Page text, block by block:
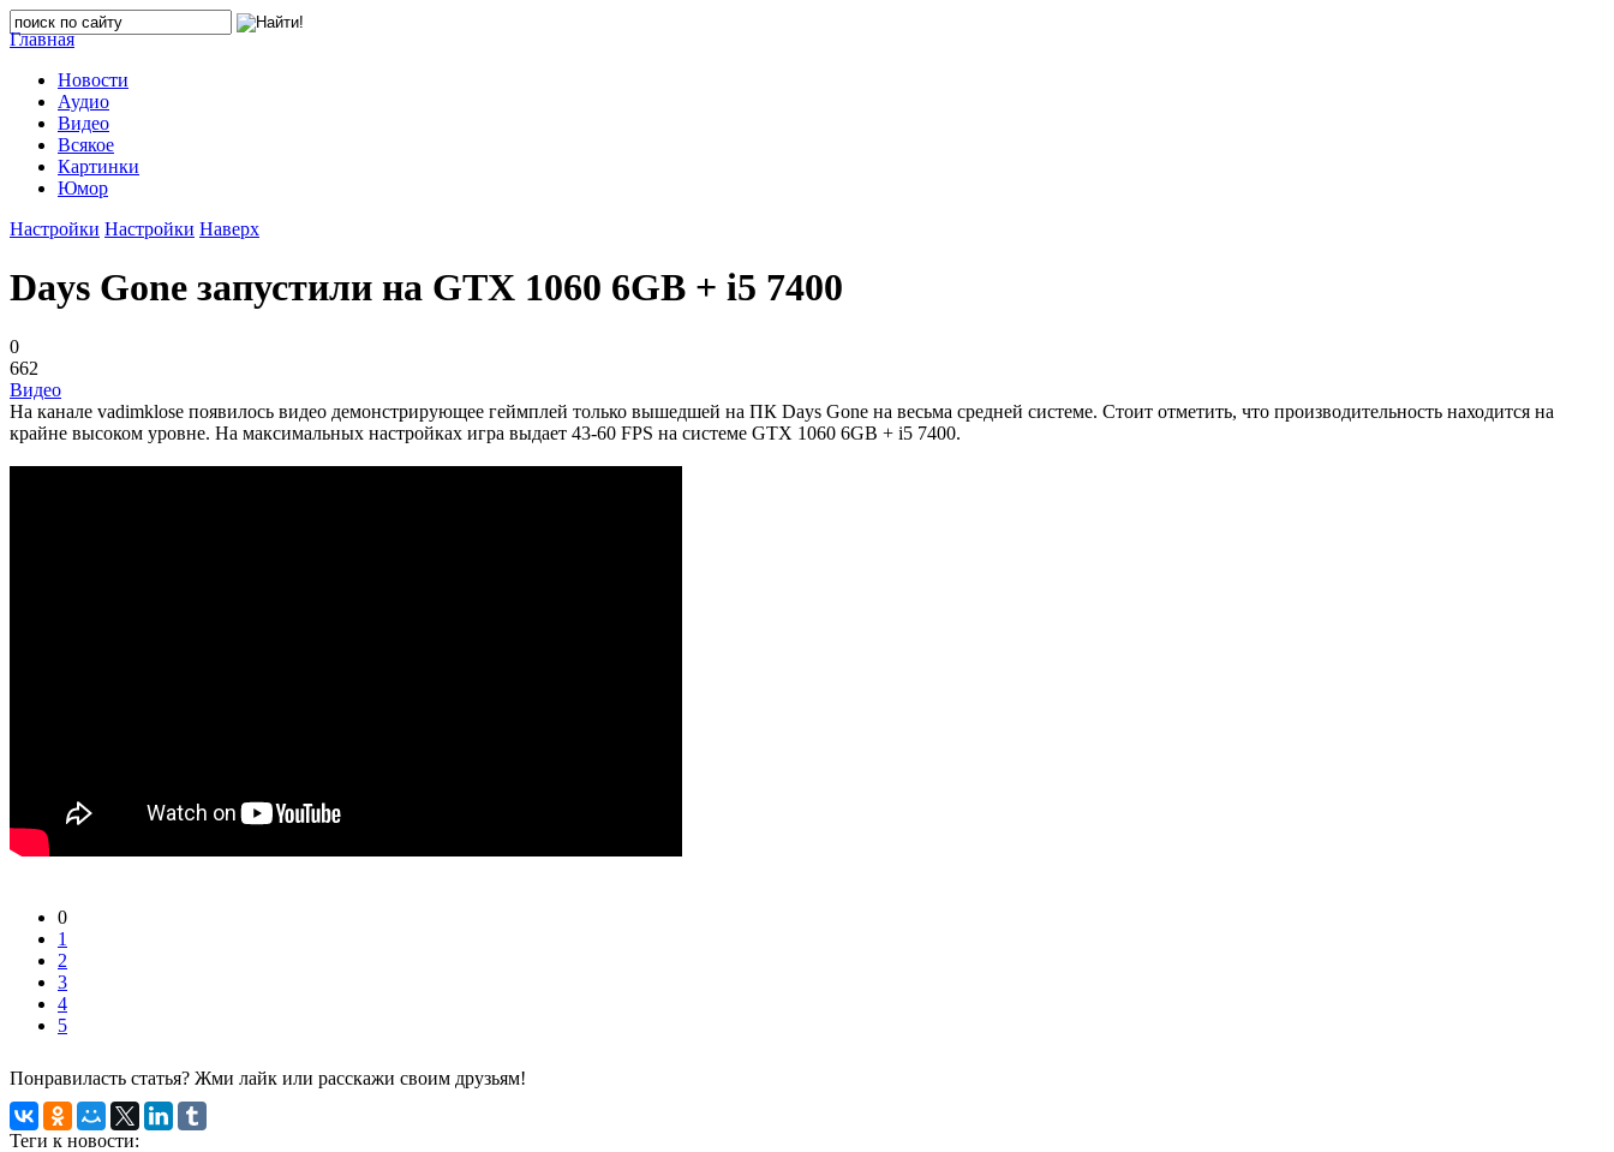
Главная
Новости
Аудио
Видео
Всякое
Картинки
Юмор
Настройки Настройки Наверх
Days Gone запустили на GTX 1060 6GB + i5 7400
0
662
Видео
На канале vadimklose появилось видео демонстрирующее геймплей только вышедшей на ПК Days Gone на весьма средней системе. Стоит отметить, что производительность находится на
крайне высоком уровне. На максимальных настройках игра выдает 43-60 FPS на системе GTX 1060 6GB + i5 7400.
0
1
2
3
4
5
Понравиласть статья? Жми лайк или расскажи своим друзьям!
Теги к новости: